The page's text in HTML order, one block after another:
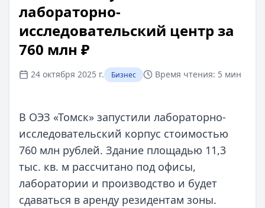
лабораторно-
исследовательский центр за
760 млн ₽
24 октября 2025 г. Бизнес Время чтения: 5 мин
В ОЭЗ «Томск» запустили лабораторно-
исследовательский корпус стоимостью
760 млн рублей. Здание площадью 11,3
тыс. кв. м рассчитано под офисы,
лаборатории и производство и будет
сдаваться в аренду резидентам зоны.